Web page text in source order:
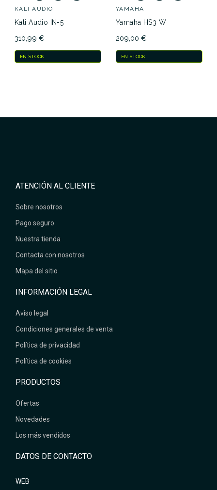
KALI AUDIO
Kali Audio IN-5
310,99 €
EN STOCK
YAMAHA
Yamaha HS3 W
209,00 €
EN STOCK
ATENCIÓN AL CLIENTE
Sobre nosotros
Pago seguro
Nuestra tienda
Contacta con nosotros
Mapa del sitio
INFORMACIÓN LEGAL
Aviso legal
Condiciones generales de venta
Política de privacidad
Política de cookies
PRODUCTOS
Ofertas
Novedades
Los más vendidos
DATOS DE CONTACTO
WEB